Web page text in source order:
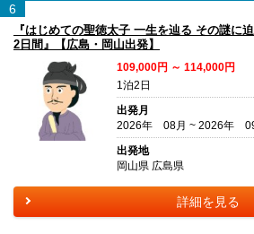
6
『はじめての聖徳太子 一生を辿る その謎に
2日間』【広島・岡山出発】
109,000円 ～ 114,000円
1泊2日
出発月
2026年 08月 ~ 2026年
出発地
岡山県 広島県
詳細を見る